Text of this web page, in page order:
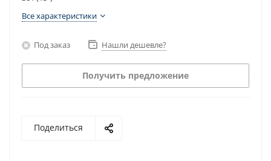
Все характеристики
Под заказ Нашли дешевле?
Получить предложение
Поделиться